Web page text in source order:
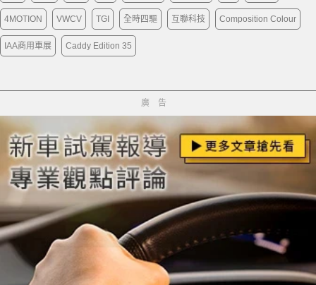
4MOTION VWCV TGI 全時四驅 互聯科技 Composition Colour
IAA商用車展 Caddy Edition 35
廣告